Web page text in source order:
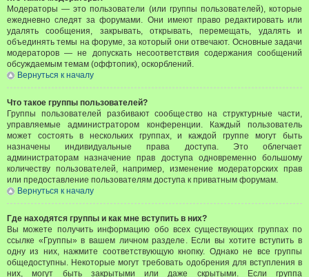
Модераторы — это пользователи (или группы пользователей), которые
ежедневно следят за форумами. Они имеют право редактировать или
удалять сообщения, закрывать, открывать, перемещать, удалять и
объединять темы на форуме, за который они отвечают. Основные задачи
модераторов — не допускать несоответствия содержания сообщений
обсуждаемым темам (оффтопик), оскорблений.
Вернуться к началу
Что такое группы пользователей?
Группы пользователей разбивают сообщество на структурные части,
управляемые администратором конференции. Каждый пользователь
может состоять в нескольких группах, и каждой группе могут быть
назначены индивидуальные права доступа. Это облегчает
администраторам назначение прав доступа одновременно большому
количеству пользователей, например, изменение модераторских прав
или предоставление пользователям доступа к приватным форумам.
Вернуться к началу
Где находятся группы и как мне вступить в них?
Вы можете получить информацию обо всех существующих группах по
ссылке «Группы» в вашем личном разделе. Если вы хотите вступить в
одну из них, нажмите соответствующую кнопку. Однако не все группы
общедоступны. Некоторые могут требовать одобрения для вступления в
них, могут быть закрытыми или даже скрытыми. Если группа